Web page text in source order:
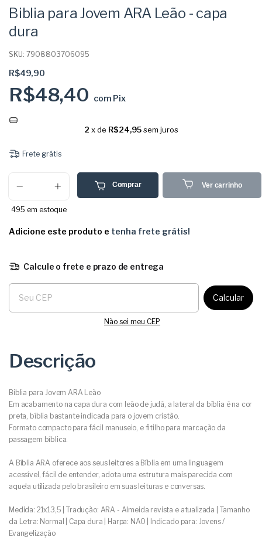
Biblia para Jovem ARA Leão - capa
dura
SKU: 7908803706095
R$49,90
R$48,40 com Pix
2 x de R$24,95 sem juros
Frete grátis
495 em estoque
Comprar Ver carrinho
Adicione este produto e tenha frete grátis!
Calcule o frete e prazo de entrega
Entregas para o CEP:
Calcular
Não sei meu CEP
Descrição
Biblia para Jovem ARA Leão
Em acabamento na capa dura com leão de judá, a lateral da bíblia é na cor
preta, bíblia bastante indicada para o jovem cristão.
Formato compacto para fácil manuseio, e fitilho para marcação da
passagem bíblica.
A Bíblia ARA oferece aos seus leitores a Bíblia em uma linguagem
acessível, fácil de entender, adota uma estrutura mais parecida com
aquela utilizada pelo brasileiro em suas leituras e conversas.
Medida: 21x13,5 | Tradução: ARA - Almeida revista e atualizada | Tamanho
da Letra: Normal | Capa dura | Harpa: NAO | Indicado para: Jovens /
Evangelização